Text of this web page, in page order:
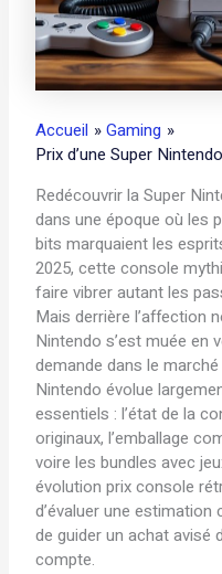
Accueil
Gaming
Prix d’une Super
Redécouvrir la Super
dans une époque où les
bits marquaient les
2025, cette console
faire vibrer autant les
Mais derrière l’affection
Nintendo s’est muée en
demande dans le
Nintendo évolue
essentiels : l’état de la
originaux, l’emballage
voire les bundles avec
évolution prix console
d’évaluer une
de guider un achat avisé
compte.